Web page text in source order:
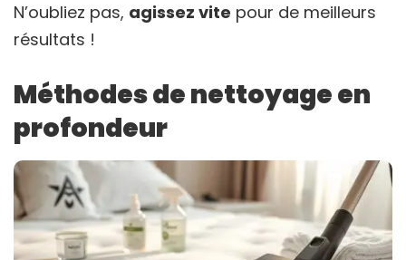
N’oubliez pas, agissez vite pour de meilleurs
résultats !
Méthodes de nettoyage en
profondeur